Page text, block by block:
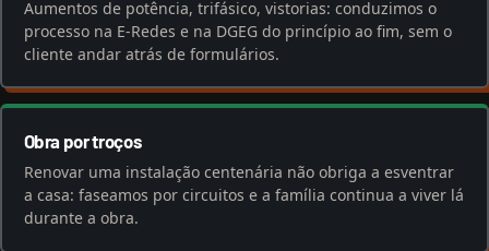
Aumentos de potência, trifásico, vistorias: conduzimos o
processo na E-Redes e na DGEG do princípio ao fim, sem o
cliente andar atrás de formulários.
Obra por troços
Renovar uma instalação centenária não obriga a esventrar
a casa: faseamos por circuitos e a família continua a viver lá
durante a obra.